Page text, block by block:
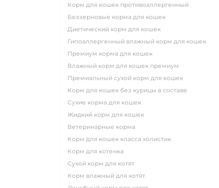
корм для кошек противоаллергенный
беззерновые корма для кошек
диетический корм для кошек
гипоаллергенный влажный корм для кошек
премиум корма для кошек
влажный корм для кошек премиум
премиальный сухой корм для кошек
корм для кошек без курицы в составе
сухие корма для кошек
жидкий корм для кошек
ветеринарные корма
корм для кошек класса холистик
корм для котенка
сухой корм для котят
корм влажный для котят